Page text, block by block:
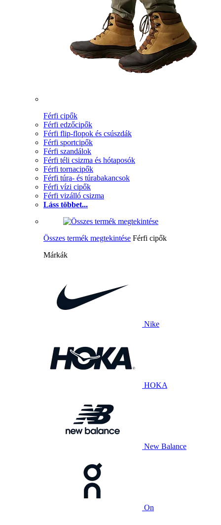
Férfi cipők
Férfi edzőcipők
Férfi flip-flopok és csúszdák
Férfi sportcipők
Férfi szandálok
Férfi téli csizma és hótaposók
Férfi tornacipők
Férfi túra- és túrabakancsok
Férfi vízi cipők
Férfi vizálló csizma
Láss többet...
Összes termék megtekintése Férfi cipők
Márkák
Nike
HOKA
New Balance
On